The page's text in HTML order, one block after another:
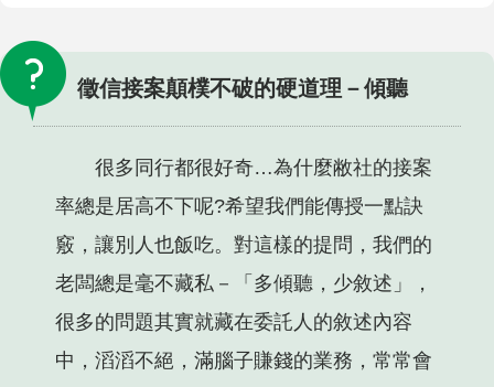
徵信接案顛樸不破的硬道理－傾聽
很多同行都很好奇…為什麼敝社的接案
率總是居高不下呢?希望我們能傳授一點訣
竅，讓別人也飯吃。對這樣的提問，我們的
老闆總是毫不藏私－「多傾聽，少敘述」，
很多的問題其實就藏在委託人的敘述內容
中，滔滔不絕，滿腦子賺錢的業務，常常會